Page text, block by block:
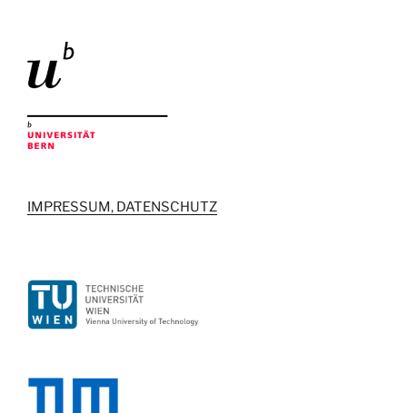
IMPRESSUM, DATENSCHUTZ